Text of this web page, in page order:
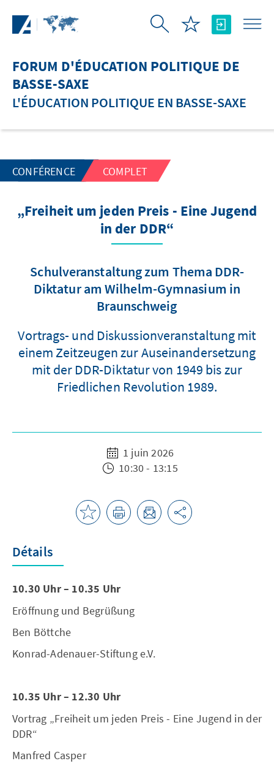
FORUM D'ÉDUCATION POLITIQUE DE
BASSE-SAXE
L'ÉDUCATION POLITIQUE EN BASSE-SAXE
CONFÉRENCE COMPLET
„Freiheit um jeden Preis - Eine Jugend
in der DDR“
Schulveranstaltung zum Thema DDR-
Diktatur am Wilhelm-Gymnasium in
Braunschweig
Vortrags- und Diskussionveranstaltung mit
einem Zeitzeugen zur Auseinandersetzung
mit der DDR-Diktatur von 1949 bis zur
Friedlichen Revolution 1989.
1 juin 2026
10:30 - 13:15
Détails
10.30 Uhr – 10.35 Uhr
Eröffnung und Begrüßung
Ben Böttche
Konrad-Adenauer-Stiftung e.V.
10.35 Uhr – 12.30 Uhr
Vortrag „Freiheit um jeden Preis - Eine Jugend in der
DDR“
Manfred Casper